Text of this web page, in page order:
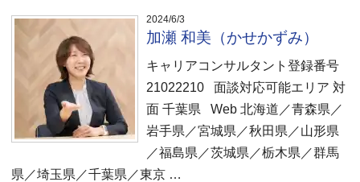
2024/6/3
加瀬 和美（かせかずみ）
キャリアコンサルタント登録番号
21022210 面談対応可能エリア 対
面 千葉県 Web 北海道／青森県／
岩手県／宮城県／秋田県／山形県
／福島県／茨城県／栃木県／群馬
県／埼玉県／千葉県／東京 …